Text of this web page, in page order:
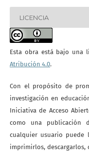
LICENCIA
Esta obra está bajo una
Atribución 4.0.
Con el propósito de
investigación en
Iniciativa de Acceso
como una publicación
cualquier usuario
imprimirlos,